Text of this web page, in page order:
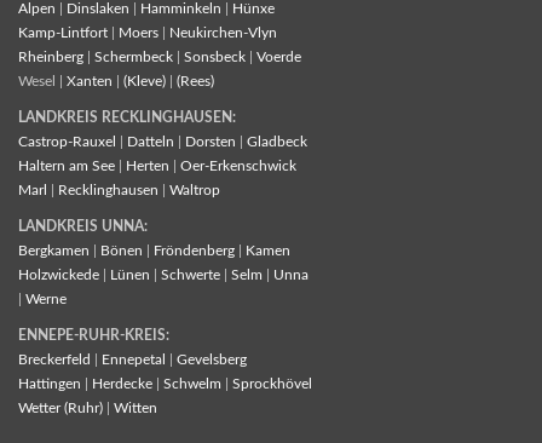
Alpen
Dinslaken Hamminkeln
Hünxe
Kamp-Lintfort
Moers
Neukirchen-Vlyn
Rheinberg
Schermbeck Sonsbeck
Voerde
Wesel | Xanten (Kleve) (Rees)
LANDKREIS RECKLINGHAUSEN:
Castrop-Rauxel
Datteln Dorsten
Gladbeck
Haltern am See
Herten
Oer-Erkenschwick
Marl
Recklinghausen Waltrop
LANDKREIS UNNA:
Bergkamen
Bönen Fröndenberg
Kamen
Holzwickede
Lünen Schwerte Selm
Unna
Werne
ENNEPE-RUHR-KREIS:
Breckerfeld
Ennepetal
Gevelsberg
Hattingen
Herdecke Schwelm
Sprockhövel
Wetter (Ruhr)
Witten